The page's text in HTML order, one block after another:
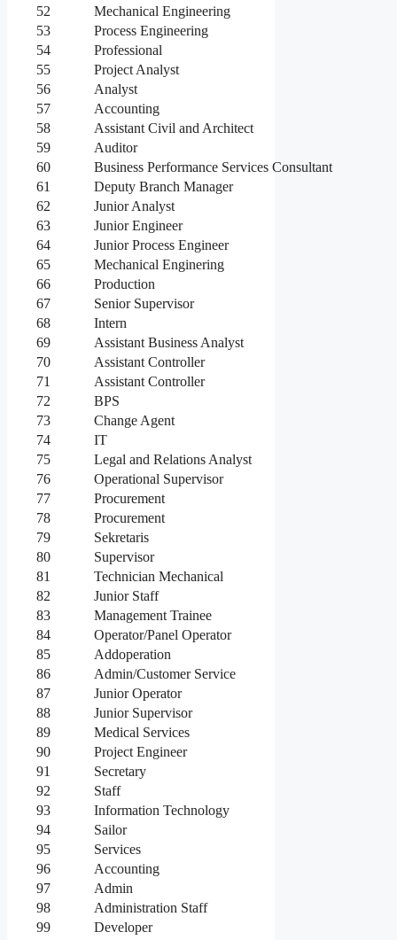
52
Mechanical Engineering
53
Process Engineering
54
Professional
55
Project Analyst
56
Analyst
57
Accounting
58
Assistant Civil and Architect
59
Auditor
60
Business Performance Services Consultant
61
Deputy Branch Manager
62
Junior Analyst
63
Junior Engineer
64
Junior Process Engineer
65
Mechanical Enginering
66
Production
67
Senior Supervisor
68
Intern
69
Assistant Business Analyst
70
Assistant Controller
71
Assistant Controller
72
BPS
73
Change Agent
74
IT
75
Legal and Relations Analyst
76
Operational Supervisor
77
Procurement
78
Procurement
79
Sekretaris
80
Supervisor
81
Technician Mechanical
82
Junior Staff
83
Management Trainee
84
Operator/Panel Operator
85
Addoperation
86
Admin/Customer Service
87
Junior Operator
88
Junior Supervisor
89
Medical Services
90
Project Engineer
91
Secretary
92
Staff
93
Information Technology
94
Sailor
95
Services
96
Accounting
97
Admin
98
Administration Staff
99
Developer